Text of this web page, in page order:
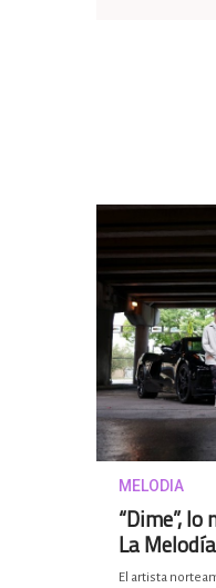
MELODIA
“Dime”,
La
El artista